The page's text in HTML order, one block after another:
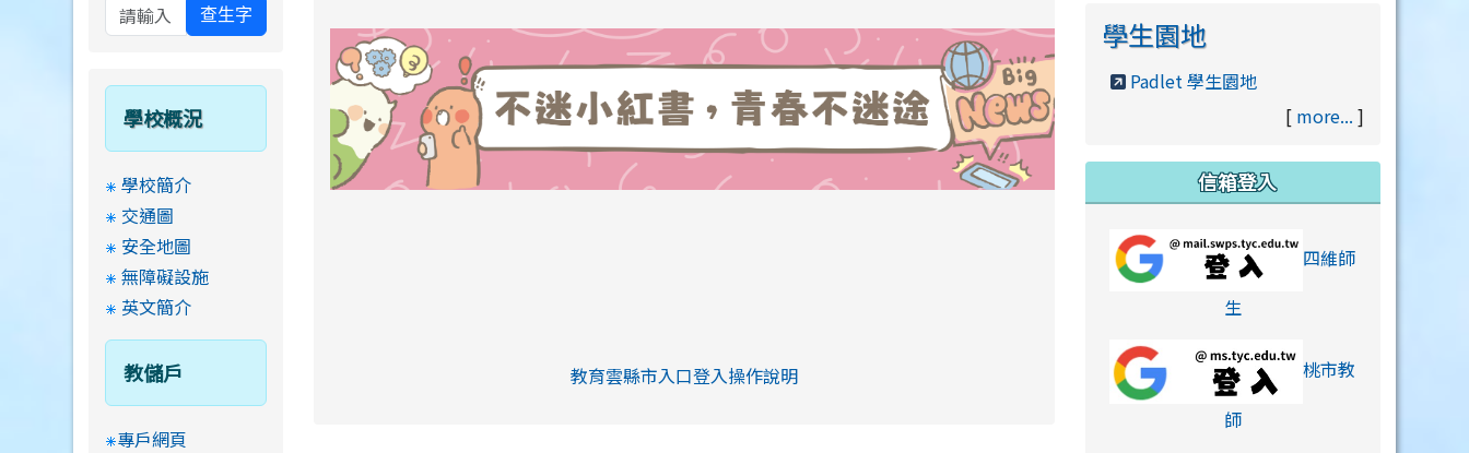
link to https://eliteracy.edu.tw/Shorts/xiaohongshu.html
link to https://eliteracy.edu.tw/Shorts/xiaohongshu.html
教育雲縣市入口登入操作說明
link to https://eliteracy.edu.tw/Shorts/xiaohongshu.html
查生字
學校概況
學校簡介
交通圖
安全地圖
無障礙設施
英文簡介
教儲戶
專戶網頁
學生園地
Padlet 學生園地
[ more... ]
信箱登入
四維師
生link to https://
桃市教
師link to https://